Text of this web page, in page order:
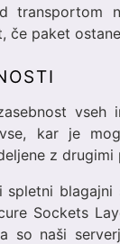
transportom
če paket
vseh
kar je
z
spletni
Sockets
so naši